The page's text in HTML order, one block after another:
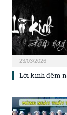
23/03/2026
Lời kinh đêm